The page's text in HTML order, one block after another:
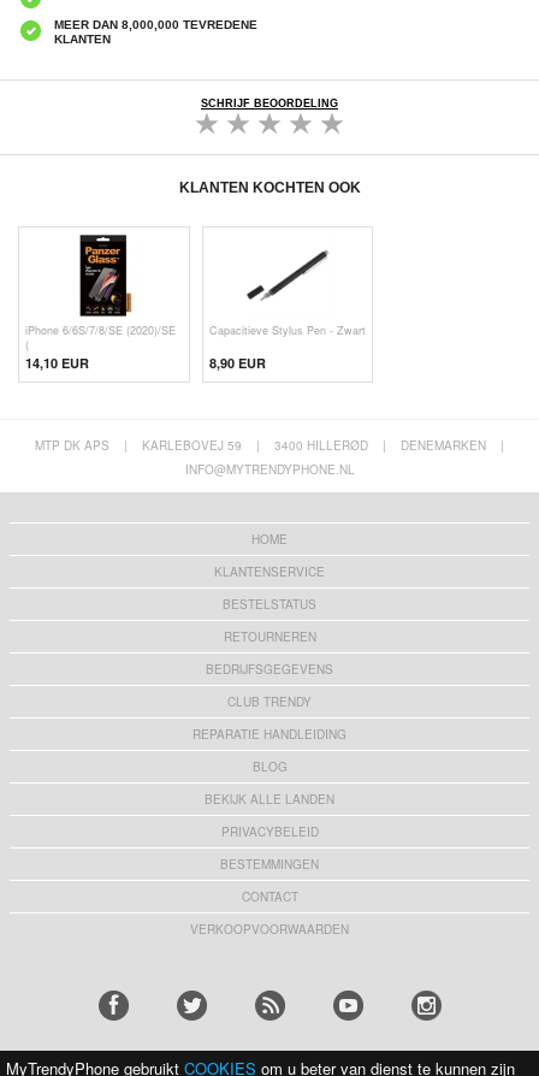
MEER DAN 8,000,000 TEVREDENE
KLANTEN
SCHRIJF BEOORDELING
KLANTEN KOCHTEN OOK
iPhone 6/6S/7/8/SE (2020)/SE
(
14,10 EUR
Capacitieve Stylus Pen - Zwart
8,90 EUR
MTP DK APS | KARLEBOVEJ 59 | 3400 HILLERØD | DENEMARKEN
|
INFO@MYTRENDYPHONE.NL
HOME
KLANTENSERVICE
BESTELSTATUS
RETOURNEREN
BEDRIJFSGEGEVENS
CLUB TRENDY
REPARATIE HANDLEIDING
BLOG
BEKIJK ALLE LANDEN
PRIVACYBELEID
BESTEMMINGEN
CONTACT
VERKOOPVOORWAARDEN
MyTrendyPhone gebruikt COOKIES om u beter van dienst te kunnen zijn